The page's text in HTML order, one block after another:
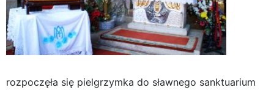
rozpoczęła się pielgrzymka do sławnego sanktuarium